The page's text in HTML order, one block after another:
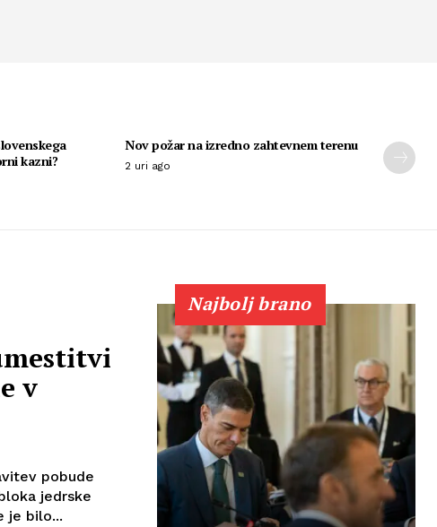
kazni?
Nov požar na izredno zahtevnem terenu
2 uri ago
v
pobude
jedrske
je bilo...
Najbolj brano